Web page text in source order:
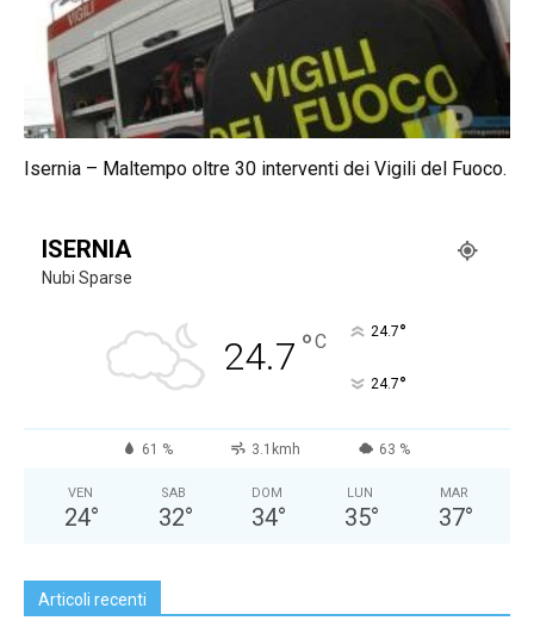
Isernia – Maltempo oltre 30 interventi dei Vigili del Fuoco.
ISERNIA
Nubi Sparse
24.7 °C 24.7°
24.7°
61 % 3.1kmh 63 %
VEN
24°
SAB
32°
DOM
34°
LUN
35°
MAR
37°
Articoli recenti